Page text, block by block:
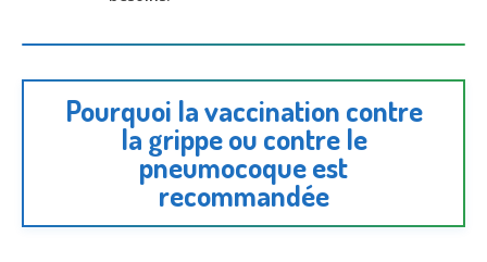
Pourquoi la vaccination contre
la grippe ou contre le
pneumocoque est
recommandée